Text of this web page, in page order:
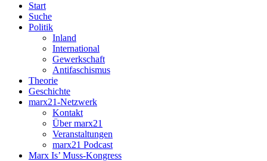
Start
Suche
Politik
Inland
International
Gewerkschaft
Antifaschismus
Theorie
Geschichte
marx21-Netzwerk
Kontakt
Über marx21
Veranstaltungen
marx21 Podcast
Marx Is’ Muss-Kongress